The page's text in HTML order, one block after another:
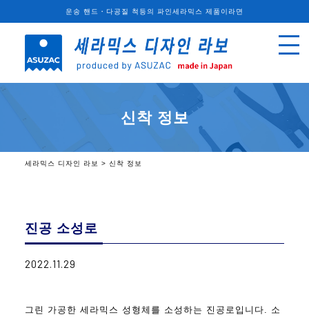
운송 핸드・다공질 척등의 파인세라믹스 제품이라면
신착 정보
세라믹스 디자인 라보 > 신착 정보
진공 소성로
2022.11.29
그린 가공한 세라믹스 성형체를 소성하는 진공로입니다. 소